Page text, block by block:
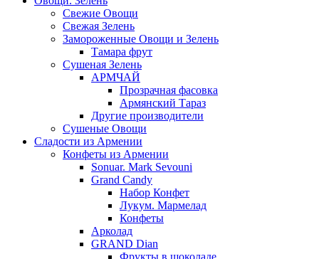
Свежие Овощи
Свежая Зелень
Замороженные Овощи и Зелень
Тамара фрут
Сушеная Зелень
АРМЧАЙ
Прозрачная фасовка
Армянский Тараз
Другие производители
Сушеные Овощи
Сладости из Армении
Конфеты из Армении
Sonuar. Mark Sevouni
Grand Candy
Набор Конфет
Лукум. Мармелад
Конфеты
Арколад
GRAND Dian
Фрукты в шоколаде